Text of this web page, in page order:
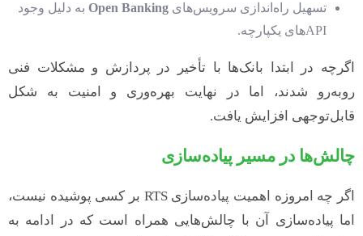
تسهیل راه‌اندازی سرویس‌هایOpen Banking به دلیل وجود
APIهای یکپارچه.
اگرچه در ابتدا بانک‌ها با تأخیر در پردازش و مشکلات فنی
روبه‌رو شدند، اما در نهایت بهره‌وری و امنیت به شکل
قابل‌توجهی افزایش یافت.
چالش‌ها در مسیر پیاده‌سازی
اگر چه امروزه اهمیت پیاده‌سازی RTS بر کسی پوشیده نیست،
اما پیاده‌سازی آن با چالش‌هایی همراه است که در ادامه به